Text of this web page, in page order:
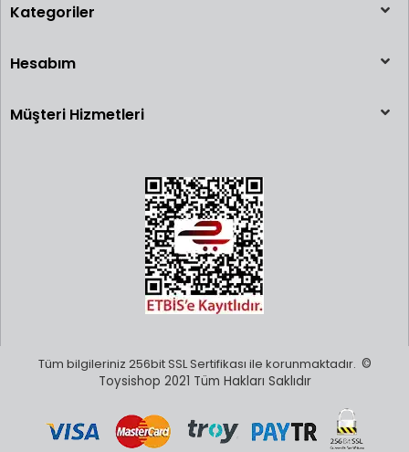
Kategoriler
Hesabım
Müşteri Hizmetleri
Tüm bilgileriniz 256bit SSL Sertifikası ile korunmaktadır. ©
Toysishop 2021 Tüm Hakları Saklıdır